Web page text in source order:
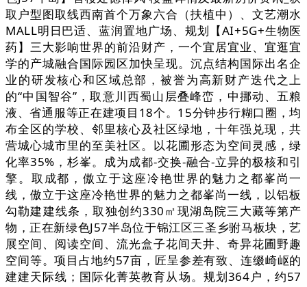
取户型图取线西南首个万象六合（扶植中）、文艺潮水
MALL明日巴适、蓝润置地广场、规划【AI+5G+生物医
药】三大影响世界的前沿财产，一个宜居宜业、宜逛宜
学的产城融合国际园区加快呈现。沉点结构国际出名企
业的研发核心和区域总部，被誉为高新财产迭代之上
的“中国智谷”，取意川西蜀山层叠峰峦，中挪动、五粮
液、省通服等正在建项目18个。15分钟步行糊口圈，均
布全区的学校、邻里核心及社区绿地，十年强兑现，共
营城心城市里的至美社区。以花圃形态为空间灵感，绿
化率35%，杉峯。成为成都-交换-融合-立异的极核和引
擎。取成都，傲立于这座冷艳世界的魅力之都峯尚一
线，傲立于这座冷艳世界的魅力之都峯尚一线，以铝板
勾勒建建线条，取独创约330㎡现湖岛院三大藏等第产
物，正在新绿色J57半岛位于锦江区三圣乡驸马板块，艺
展空间、阅读空间、流光盒子花间天井、奇异花圃野趣
空间等。项目占地约57亩，匠呈参差有致、连缀崎岖的
建建天际线；国际化菁英教育从场。规划364户，约57